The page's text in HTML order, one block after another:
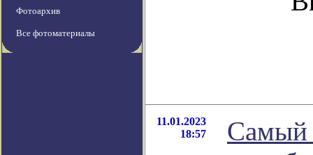
Фотоархив
Все фотоматериалы
11.01.2023
18:57
Самый